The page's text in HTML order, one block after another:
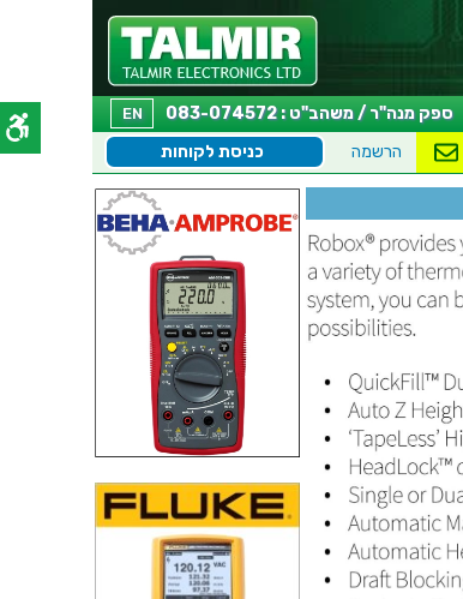
EN
ספק מנה"ר / משהב"ט : 083-074572
כניסת לקוחות הרשמה